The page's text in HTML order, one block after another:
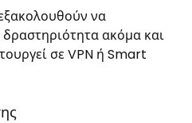
να
ακόμα και
σε VPN ή Smart